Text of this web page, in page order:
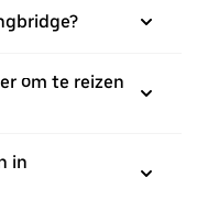
om te reizen
in